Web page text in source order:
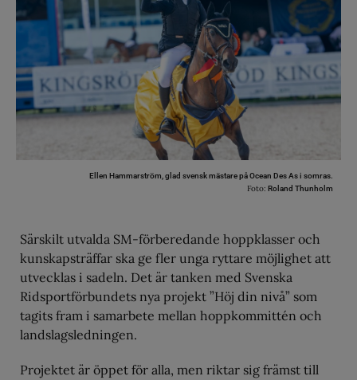
Ellen Hammarström, glad svensk mästare på Ocean Des As i somras.
Foto: Roland Thunholm
Särskilt utvalda SM-förberedande hoppklasser och
kunskapsträffar ska ge fler unga ryttare möjlighet att
utvecklas i sadeln. Det är tanken med Svenska
Ridsportförbundets nya projekt ”Höj din nivå” som
tagits fram i samarbete mellan hoppkommittén och
landslagsledningen.
Projektet är öppet för alla, men riktar sig främst till